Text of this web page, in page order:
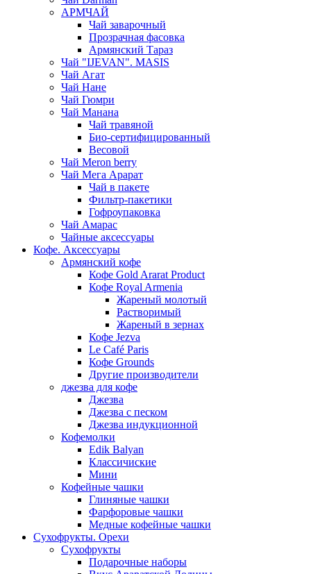
АРМЧАЙ
Чай заварочный
Прозрачная фасовка
Армянский Тараз
Чай "IJEVAN". MASIS
Чай Агат
Чай Нане
Чай Гюмри
Чай Манана
Чай травяной
Био-сертифицированный
Весовой
Чай Meron berry
Чай Мега Арарат
Чай в пакете
Фильтр-пакетики
Гофроупаковка
Чай Амарас
Чайные аксессуары
Кофе. Аксессуары
Армянский кофе
Кофе Gold Ararat Product
Кофе Royal Armenia
Жареный молотый
Растворимый
Жареный в зернах
Кофе Jezva
Le Café Paris
Кофе Grounds
Другие производители
джезва для кофе
Джезва
Джезва с песком
Джезва индукционной
Кофемолки
Edik Balyan
Классичиские
Мини
Кофейные чашки
Глиняные чашки
Фарфоровые чашки
Медные кофейные чашки
Сухофрукты. Орехи
Сухофрукты
Подарочные наборы